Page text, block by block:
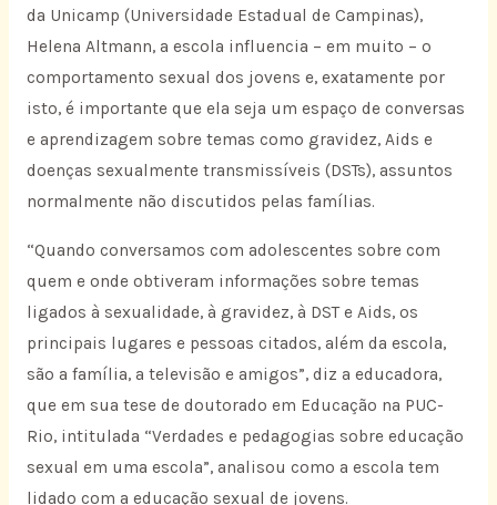
da Unicamp (Universidade Estadual de Campinas),
Helena Altmann, a escola influencia – em muito – o
comportamento sexual dos jovens e, exatamente por
isto, é importante que ela seja um espaço de conversas
e aprendizagem sobre temas como gravidez, Aids e
doenças sexualmente transmissíveis (DSTs), assuntos
normalmente não discutidos pelas famílias.
“Quando conversamos com adolescentes sobre com
quem e onde obtiveram informações sobre temas
ligados à sexualidade, à gravidez, à DST e Aids, os
principais lugares e pessoas citados, além da escola,
são a família, a televisão e amigos”, diz a educadora,
que em sua tese de doutorado em Educação na PUC-
Rio, intitulada “Verdades e pedagogias sobre educação
sexual em uma escola”, analisou como a escola tem
lidado com a educação sexual de jovens.